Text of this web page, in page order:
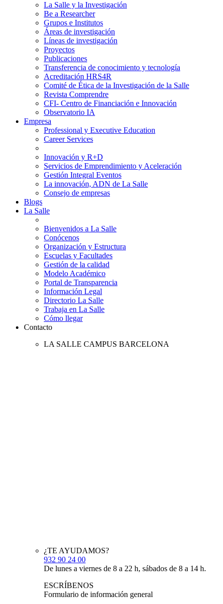
La Salle y la Investigación
Be a Researcher
Grupos e Institutos
Áreas de investigación
Líneas de investigación
Proyectos
Publicaciones
Transferencia de conocimiento y tecnología
Acreditación HRS4R
Comité de Ética de la Investigación de la Salle
Revista Comprendre
CFI- Centro de Financiación e Innovación
Observatorio IA
Empresa
Professional y Executive Education
Career Services
Innovación y R+D
Servicios de Emprendimiento y Aceleración
Gestión Integral Eventos
La innovación, ADN de La Salle
Consejo de empresas
Blogs
La Salle
Bienvenidos a La Salle
Conócenos
Organización y Estructura
Escuelas y Facultades
Gestión de la calidad
Modelo Académico
Portal de Transparencia
Información Legal
Directorio La Salle
Trabaja en La Salle
Cómo llegar
Contacto
LA SALLE CAMPUS BARCELONA
¿TE AYUDAMOS?
932 90 24 00
De lunes a viernes de 8 a 22 h, sábados de 8 a 14 h.
ESCRÍBENOS
Formulario de información general